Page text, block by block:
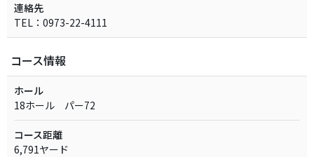
連絡先
TEL：0973-22-4111
コース情報
ホール
18ホール パー72
コース距離
6,791ヤード